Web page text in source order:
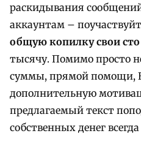
раскидывания
аккаунтам –
общую копилку свои сто
тысячу. Помимо просто
суммы, прямой помощи,
дополнительную
предлагаемый текст
собственных денег